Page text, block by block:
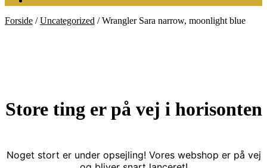
Forside /Uncategorized /Wrangler Sara narrow, moonlight blue
Store ting er på vej i horisonten
Noget stort er under opsejling! Vores webshop er på vej